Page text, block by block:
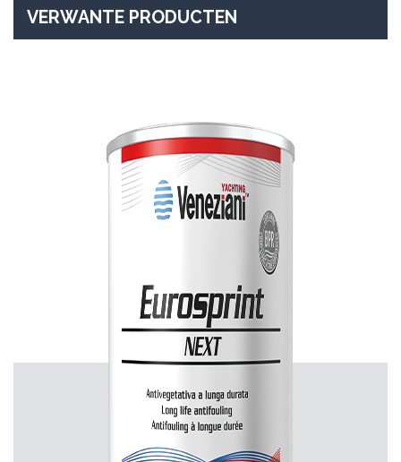
VERWANTE PRODUCTEN